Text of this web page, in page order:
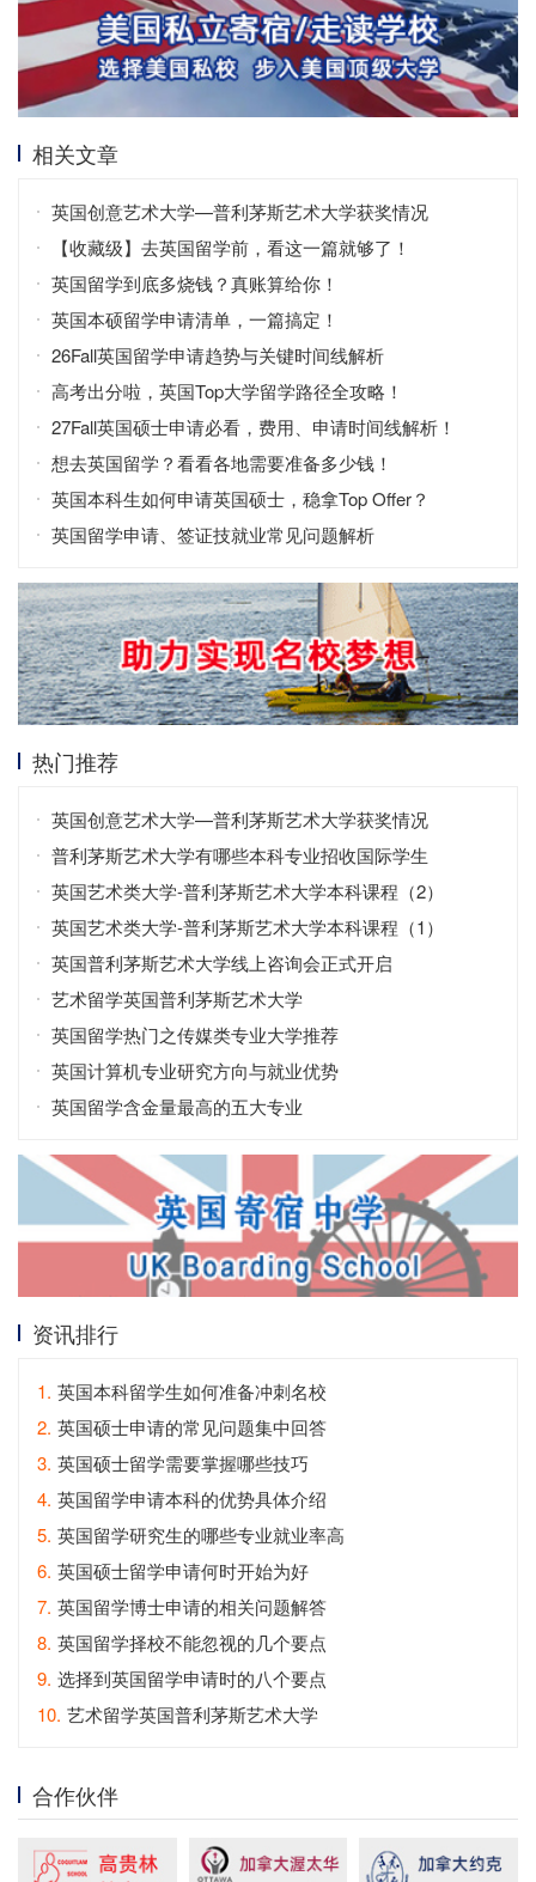
相关文章
英国创意艺术大学—普利茅斯艺术大学获奖情况
【收藏级】去英国留学前，看这一篇就够了！
英国留学到底多烧钱？真账算给你！
英国本硕留学申请清单，一篇搞定！
26Fall英国留学申请趋势与关键时间线解析
高考出分啦，英国Top大学留学路径全攻略！
27Fall英国硕士申请必看，费用、申请时间线解析！
想去英国留学？看看各地需要准备多少钱！
英国本科生如何申请英国硕士，稳拿Top Offer？
英国留学申请、签证技就业常见问题解析
热门推荐
英国创意艺术大学—普利茅斯艺术大学获奖情况
普利茅斯艺术大学有哪些本科专业招收国际学生
英国艺术类大学-普利茅斯艺术大学本科课程（2）
英国艺术类大学-普利茅斯艺术大学本科课程（1）
英国普利茅斯艺术大学线上咨询会正式开启
艺术留学英国普利茅斯艺术大学
英国留学热门之传媒类专业大学推荐
英国计算机专业研究方向与就业优势
英国留学含金量最高的五大专业
资讯排行
1. 英国本科留学生如何准备冲刺名校
2. 英国硕士申请的常见问题集中回答
3. 英国硕士留学需要掌握哪些技巧
4. 英国留学申请本科的优势具体介绍
5. 英国留学研究生的哪些专业就业率高
6. 英国硕士留学申请何时开始为好
7. 英国留学博士申请的相关问题解答
8. 英国留学择校不能忽视的几个要点
9. 选择到英国留学申请时的八个要点
10. 艺术留学英国普利茅斯艺术大学
合作伙伴